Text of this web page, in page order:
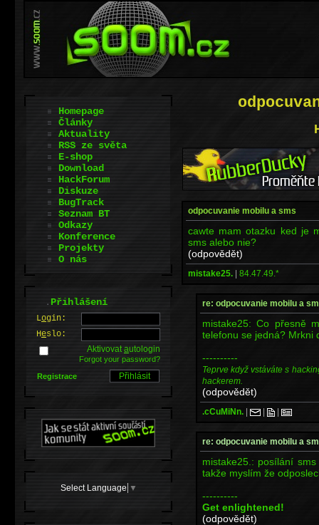
odpocuvanie mobilu a sms
cawte mam otazku ked je
sms alebo nie?
(odpovědět)
mistake25. | 84.47.49.*
re: odpocuvanie mobilu a
mistake25: Co přesně
telefonu se jedná? Mrkni
----------
Teprve když vstáváte s
hackerem.
(odpovědět)
.cCuMiNn. | | |
re: odpocuvanie mobilu a
mistake25.: posílání
takže myslím že
----------
Get enlightened!
(odpovědět)
Homepage
Články
Aktuality
RSS ze světa
E-shop
Download
HackForum
Diskuze
BugTrack
Seznam BT
Odkazy
Konference
Projekty
O nás
.Přihlášení
Login:
Heslo:
Aktivovatautologin
Forgot your password?
Registrace
Select Language ▼